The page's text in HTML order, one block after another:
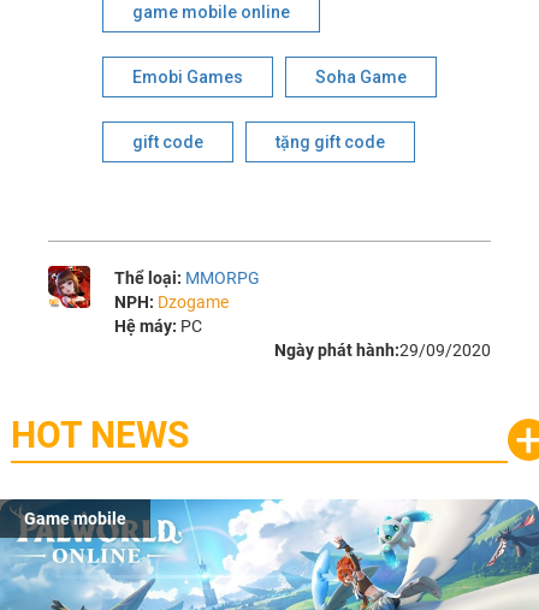
game mobile online
Emobi Games Soha Game
gift code tặng gift code
Thể loại: MMORPG
NPH: Dzogame
Hệ máy: PC
Ngày phát hành:29/09/2020
HOT NEWS
Game mobile